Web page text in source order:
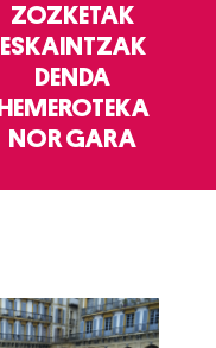
ZOZKETAK
ESKAINTZAK
DENDA
HEMEROTEKA
NOR GARA